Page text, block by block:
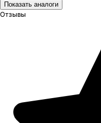
Показать аналоги
Отзывы